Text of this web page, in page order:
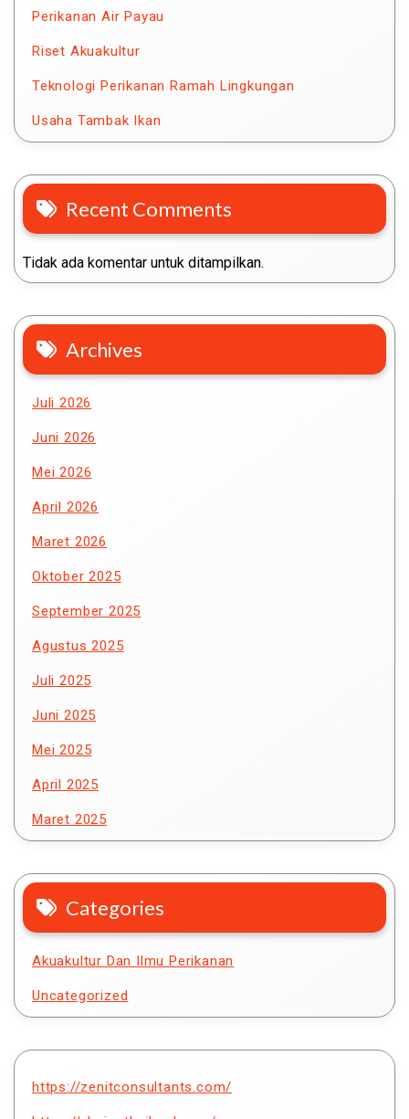
Perikanan Air Payau
Riset Akuakultur
Teknologi Perikanan Ramah Lingkungan
Usaha Tambak Ikan
Recent Comments
Tidak ada komentar untuk ditampilkan.
Archives
Juli 2026
Juni 2026
Mei 2026
April 2026
Maret 2026
Oktober 2025
September 2025
Agustus 2025
Juli 2025
Juni 2025
Mei 2025
April 2025
Maret 2025
Categories
Akuakultur Dan Ilmu Perikanan
Uncategorized
https://zenitconsultants.com/